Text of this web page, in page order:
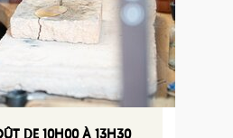
DE 10H00 À 13H30